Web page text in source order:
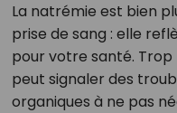
La natrémie est bien
prise de sang : elle
pour votre santé.
peut signaler des
organiques à ne pas